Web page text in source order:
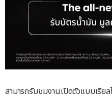
สามารถรับชมงานเปิดตัวแบบเรีย